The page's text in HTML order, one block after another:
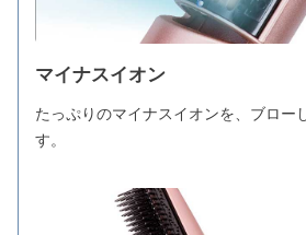
マイナスイオン
たっぷりのマイナスイオンを、ブロー
す。